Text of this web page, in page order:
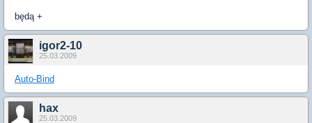
będą +
igor2-10
25.03.2009
Auto-Bind
hax
25.03.2009